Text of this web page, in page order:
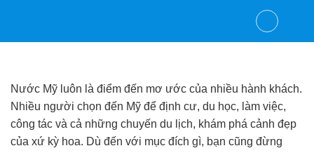
content
Nước Mỹ luôn là điểm đến mơ ước của nhiều hành khách.
Nhiều người chọn đến Mỹ để định cư, du học, làm việc,
công tác và cả những chuyến du lịch, khám phá cảnh đẹp
của xứ kỳ hoa. Dù đến với mục đích gì, bạn cũng đừng